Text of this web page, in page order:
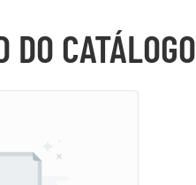
DO CATÁLOGO